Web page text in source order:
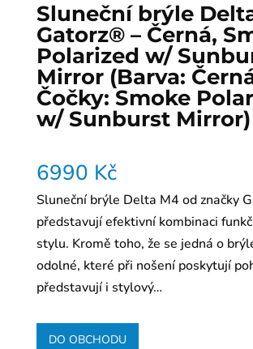
Sluneční brýle
Gatorz® – Černá,
Polarized w/
Mirror (Barva:
Čočky: Smoke
w/ Sunburst Mirror)
6990 Kč
Sluneční brýle Delta M4 od značky
představují efektivní kombinaci
stylu. Kromě toho, že se jedná o
odolné, které při nošení poskytují
představují i stylový…
DO OBCHODU